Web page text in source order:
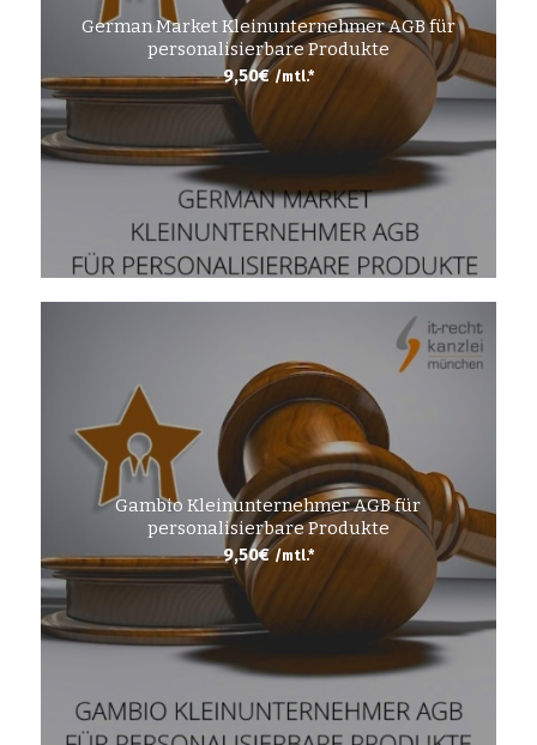
German Market Kleinunternehmer AGB für
personalisierbare Produkte
9,50€ /mtl.*
Gambio Kleinunternehmer AGB für
personalisierbare Produkte
9,50€ /mtl.*